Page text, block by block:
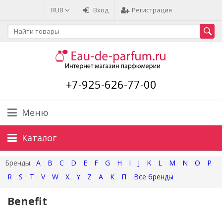
RUB Вход Регистрация
+7-925-626-77-00
Меню
Каталог
A B C D E F G H I J K L M N O
P
R
S T V W X Y Z А К П
Benefit